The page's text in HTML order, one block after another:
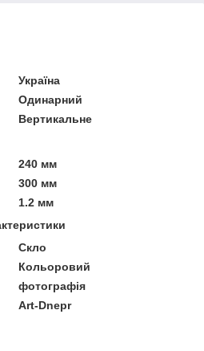
Україна
Одинарний
Вертикальне
240 мм
300 мм
1.2 мм
Скло
Кольоровий
фотографія
Art-Dnepr